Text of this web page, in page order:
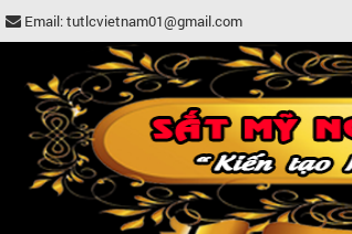
Email: tutlcvietnam01@gmail.com